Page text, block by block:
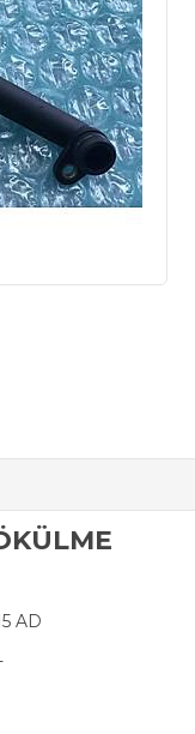
AD